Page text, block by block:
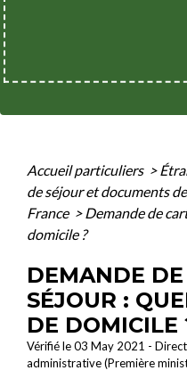
Accueil particuliers >
de séjour et documents
France > Demande de
domicile ?
DEMANDE
SÉJOUR :
DE DOMICILE
Vérifié le 03 May 2021 -
administrative (Première